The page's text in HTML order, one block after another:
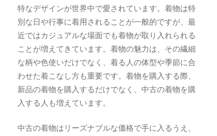
特なデザインが世界中で愛されています。 着物は特
別な日や行事に着用されることが一般的ですが、最
近ではカジュアルな場面でも着物が取り入れられる
ことが増えてきています。着物の魅力は、その繊細
な柄や色使いだけでなく、着る人の体型や季節に合
わせた着こなし方も重要です。着物を購入する際、
新品の着物を購入するだけでなく、中古の着物を購
入する人も増えています。
中古の着物はリーズナブルな価格で手に入るうえ、